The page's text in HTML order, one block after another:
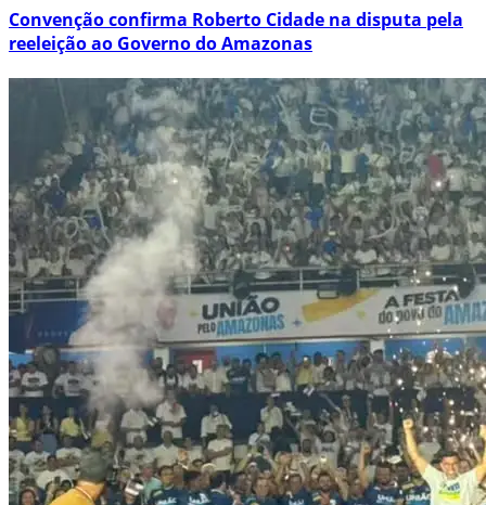
Convenção confirma Roberto Cidade na disputa pela
reeleição ao Governo do Amazonas